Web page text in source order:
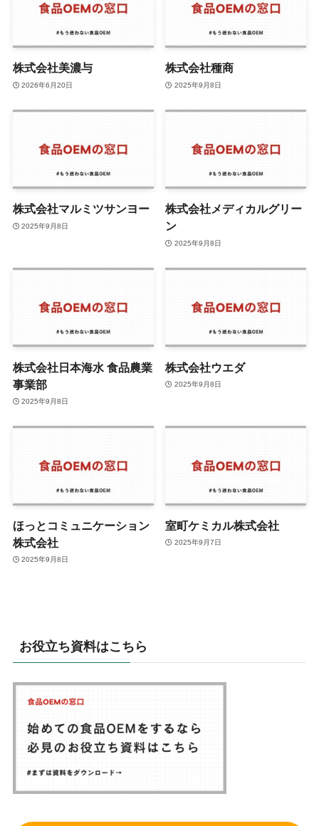
株式会社美濃与
2026年6月20日
株式会社種商
2025年9月8日
株式会社マルミツサンヨー
2025年9月8日
株式会社メディカルグリー
ン
2025年9月8日
株式会社日本海水 食品農業
事業部
2025年9月8日
株式会社ウエダ
2025年9月8日
ほっとコミュニケーション
株式会社
2025年9月8日
室町ケミカル株式会社
2025年9月7日
お役立ち資料はこちら